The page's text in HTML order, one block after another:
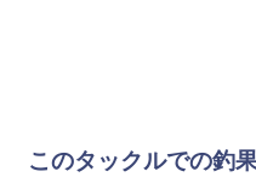
このタックルでの釣